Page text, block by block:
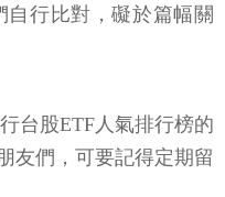
行比對，礙於篇幅關
台股ETF人氣排行榜的
友們，可要記得定期留